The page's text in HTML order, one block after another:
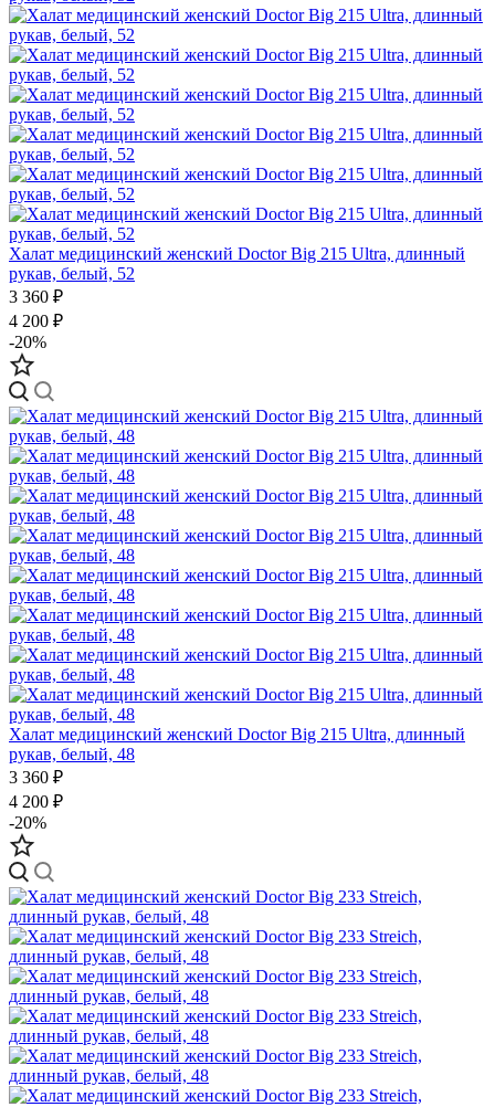
Халат медицинский женский Doctor Big 215 Ultra, длинный
рукав, белый, 52
3 360 ₽
4 200 ₽
-20%
Халат медицинский женский Doctor Big 215 Ultra, длинный
рукав, белый, 48
3 360 ₽
4 200 ₽
-20%